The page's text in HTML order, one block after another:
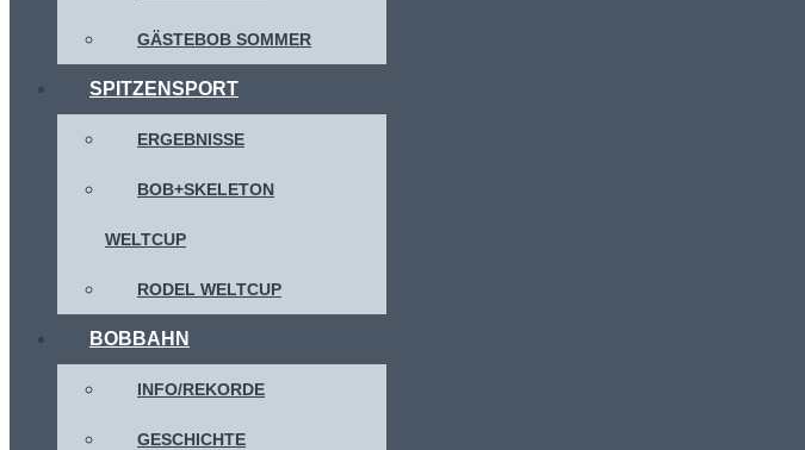
GÄSTEBOB SOMMER
SPITZENSPORT
ERGEBNISSE
BOB+SKELETON
WELTCUP
RODEL WELTCUP
BOBBAHN
INFO/REKORDE
GESCHICHTE